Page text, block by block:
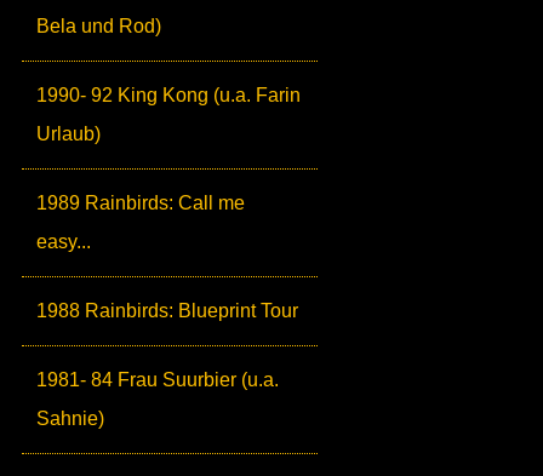
Bela und Rod)
1990- 92 King Kong (u.a. Farin
Urlaub)
1989 Rainbirds: Call me
easy...
1988 Rainbirds: Blueprint Tour
1981- 84 Frau Suurbier (u.a.
Sahnie)